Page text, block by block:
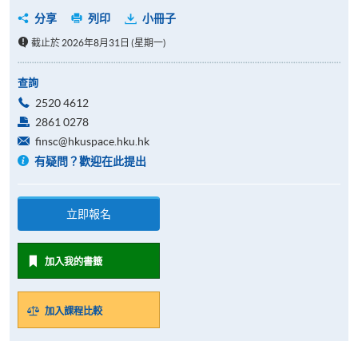
分享
列印 小冊子
截止於 2026年8月31日 (星期一)
查詢
2520 4612
2861 0278
finsc@hkuspace.hku.hk
有疑問？歡迎在此提出
立即報名
加入我的書籤
加入課程比較